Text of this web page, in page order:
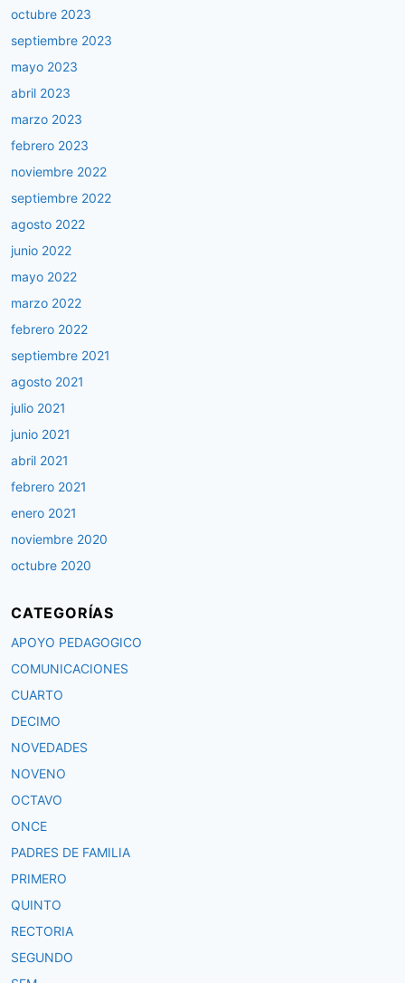
octubre 2023
septiembre 2023
mayo 2023
abril 2023
marzo 2023
febrero 2023
noviembre 2022
septiembre 2022
agosto 2022
junio 2022
mayo 2022
marzo 2022
febrero 2022
septiembre 2021
agosto 2021
julio 2021
junio 2021
abril 2021
febrero 2021
enero 2021
noviembre 2020
octubre 2020
CATEGORÍAS
APOYO PEDAGOGICO
COMUNICACIONES
CUARTO
DECIMO
NOVEDADES
NOVENO
OCTAVO
ONCE
PADRES DE FAMILIA
PRIMERO
QUINTO
RECTORIA
SEGUNDO